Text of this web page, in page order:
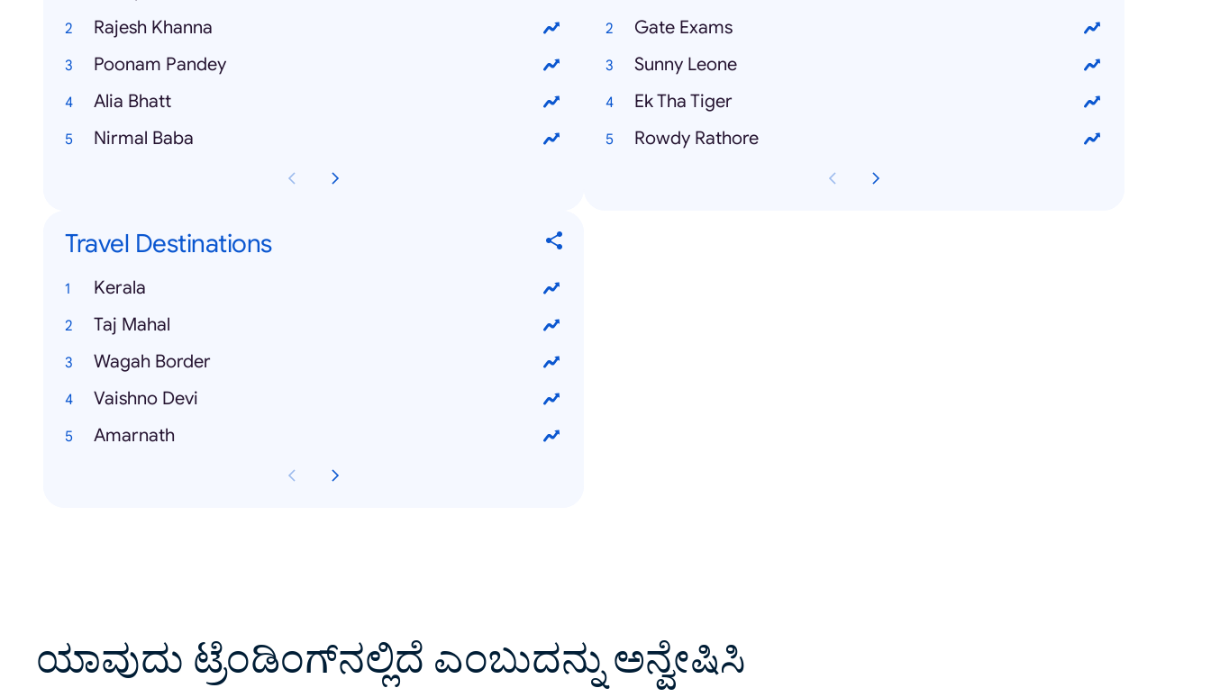
Rajesh Khanna
Poonam Pandey
Alia Bhatt
Nirmal Baba
Gate Exams
Sunny Leone
Ek Tha Tiger
Rowdy Rathore
Travel Destinations
Kerala
Taj Mahal
Wagah Border
Vaishno Devi
Amarnath
ಯಾವುದು ಟ್ರೆಂಡಿಂಗ್‌ನಲ್ಲಿದೆ ಎಂಬುದನ್ನು ಅನ್ವೇಷಿಸಿ